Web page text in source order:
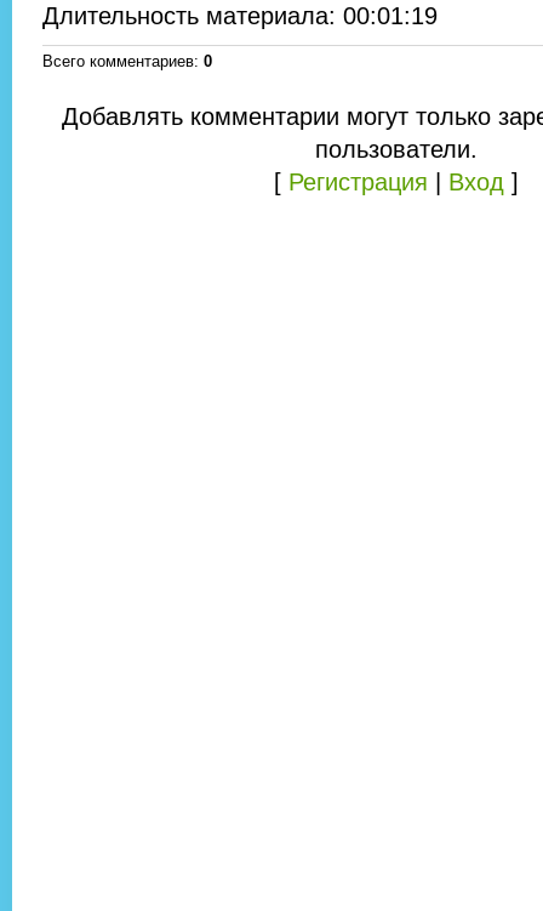
Длительность материала: 00:01:19
Всего комментариев: 0
Добавлять комментарии могут только
пользователи.
[ Регистрация Вход ]